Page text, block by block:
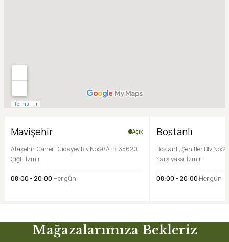
Mavişehir Açık
Ataşehir, Caher Dudayev Blv No:9/A-B, 35620
Çiğli, İzmir
08:00 - 20:00 Her gün
Bostanlı
Bostanlı, Şehitler Blv
Karşıyaka, İzmir
08:00 - 20:00 Her gün
Mağazalarımıza Bekleriz